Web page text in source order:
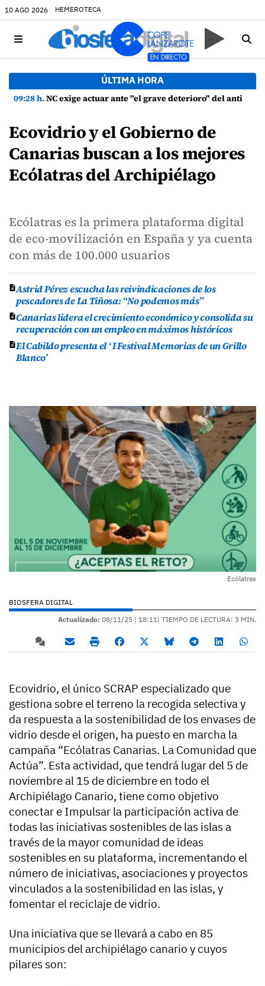
10 AGO 2026 HEMEROTECA
ÚLTIMA HORA
09:28 h.NC exige actuar ante "el grave deterioro" del antiguo Cementerio de La Candelaria en Tías
Ecovidrio y el Gobierno de
Canarias buscan a los mejores
Ecólatras del Archipiélago
Ecólatras es la primera plataforma digital
de eco-movilización en España y ya cuenta
con más de 100.000 usuarios
Astrid Pérez escucha las reivindicaciones de los
pescadores de La Tiñosa: “No podemos más”
Canarias lidera el crecimiento económico y consolida su
recuperación con un empleo en máximos históricos
El Cabildo presenta el ‘ I Festival Memorias de un Grillo
Blanco’
Ecólatras
BIOSFERA DIGITAL
Actualizado: 08/11/25 | 18:11| TIEMPO DE LECTURA: 3 MIN.
Ecovidrio, el único SCRAP especializado que
gestiona sobre el terreno la recogida selectiva y
da respuesta a la sostenibilidad de los envases de
vidrio desde el origen, ha puesto en marcha la
campaña “Ecólatras Canarias. La Comunidad que
Actúa”. Esta actividad, que tendrá lugar del 5 de
noviembre al 15 de diciembre en todo el
Archipiélago Canario, tiene como objetivo
conectar e Impulsar la participación activa de
todas las iniciativas sostenibles de las islas a
través de la mayor comunidad de ideas
sostenibles en su plataforma, incrementando el
número de iniciativas, asociaciones y proyectos
vinculados a la sostenibilidad en las islas, y
fomentar el reciclaje de vidrio.
Una iniciativa que se llevará a cabo en 85
municipios del archipiélago canario y cuyos
pilares son: